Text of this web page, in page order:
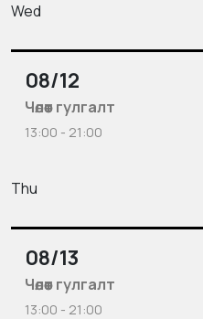
Wed
08/12
Чөлөөт гулгалт
13:00 - 21:00
Thu
08/13
Чөлөөт гулгалт
13:00 - 21:00